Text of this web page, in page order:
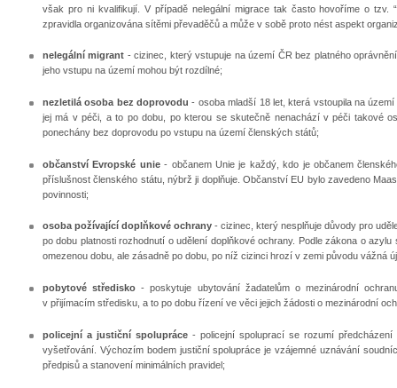
však pro ni kvalifikují. V případě nelegální migrace tak často hovoříme o tzv.
zpravidla organizována sítěmi převaděčů a může v sobě proto nést aspekt
nelegální migrant - cizinec, který vstupuje na území ČR bez platného
jeho vstupu na území mohou být rozdílné;
nezletilá osoba bez doprovodu - osoba mladší 18 let, která vstoupila na
jej má v péči, a to po dobu, po kterou se skutečně nenachází v péči takové
ponechány bez doprovodu po vstupu na území členských států;
občanství Evropské unie- občanem Unie je každý, kdo je občanem
příslušnost členského státu, nýbrž ji doplňuje. Občanství EU bylo zavedeno
povinnosti;
osoba požívající doplňkové ochrany - cizinec, který nesplňuje důvody pro
po dobu platnosti rozhodnutí o udělení doplňkové ochrany. Podle zákona o
omezenou dobu, ale zásadně po dobu, po níž cizinci hrozí v zemi původu vážná
pobytové středisko - poskytuje ubytování žadatelům o mezinárodní
v přijímacím středisku, a to po dobu řízení ve věci jejich žádosti o mezinárodní
policejní a justiční spolupráce - policejní spoluprací se rozumí
vyšetřování. Výchozím bodem justiční spolupráce je vzájemné uznávání
předpisů a stanovení minimálních pravidel;